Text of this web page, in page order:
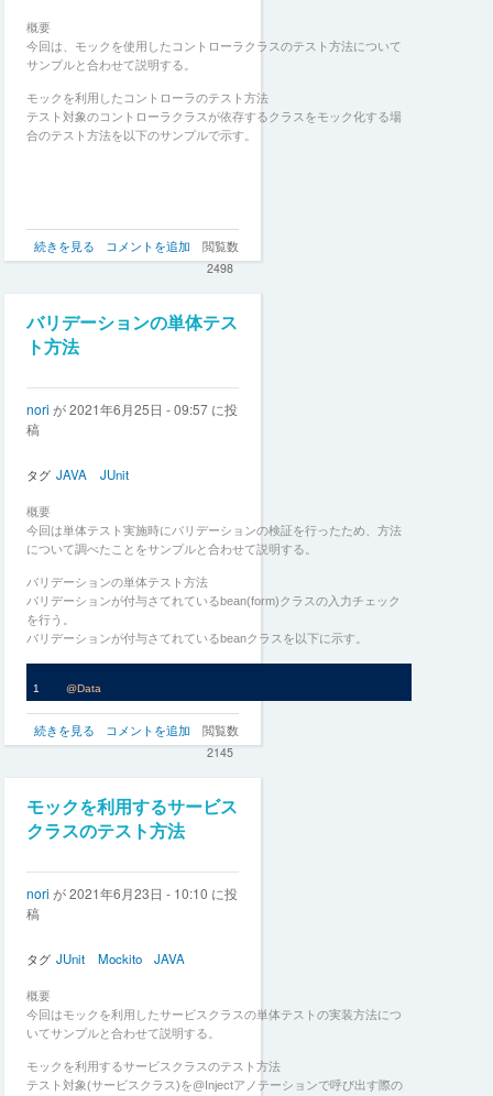
方
法
の
概要
今回は、モックを使用したコントローラクラスのテスト方法について
サンプルと合わせて説明する。
モックを利用したコントローラのテスト方法
テスト対象のコントローラクラスが依存するクラスをモック化する場
合のテスト方法を以下のサンプルで示す。
モ
ッ
利
用
し
ン
ト
ー
の
テ
ス
方
法
の
続きを見る コメントを追加
閲覧数
2498
バリデーションの単体テス
ト方法
nori が2021年6月25日 - 09:57 に投
稿
タグ JAVA JUnit
概要
今回は単体テスト実施時にバリデーションの検証を行ったため、方法
について調べたことをサンプルと合わせて説明する。
バリデーションの単体テスト方法
バリデーションが付与さてれているbean(form)クラスの入力チェック
を行う。
バリデーションが付与さてれているbeanクラスを以下に示す。
@Data
class TestBean {
@NotNull (message = "not null!!"
入力チェックを検証を行う方法を以下のサンプルに示す。
バ
リ
シ
ョ
ン
体
テ
ト
法
の
続きを見る コメントを追加
閲覧数
2145
モックを利用するサービス
クラスのテスト方法
nori が2021年6月23日 - 10:10 に投
稿
タグ JUnit Mockito JAVA
概要
今回はモックを利用したサービスクラスの単体テストの実装方法につ
いてサンプルと合わせて説明する。
モックを利用するサービスクラスのテスト方法
テスト対象(サービスクラス)を@Injectアノテーションで呼び出す際の